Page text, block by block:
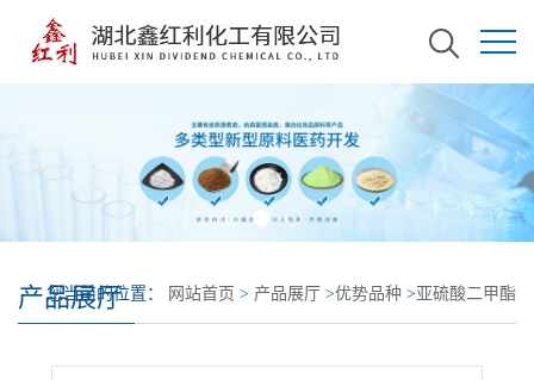
产品展厅
您当前的位置： 网站首页 > 产品展厅 >优势品种 >亚硫酸二甲酯